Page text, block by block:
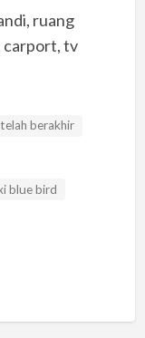
ruang
carport, tv
berakhir
blue bird